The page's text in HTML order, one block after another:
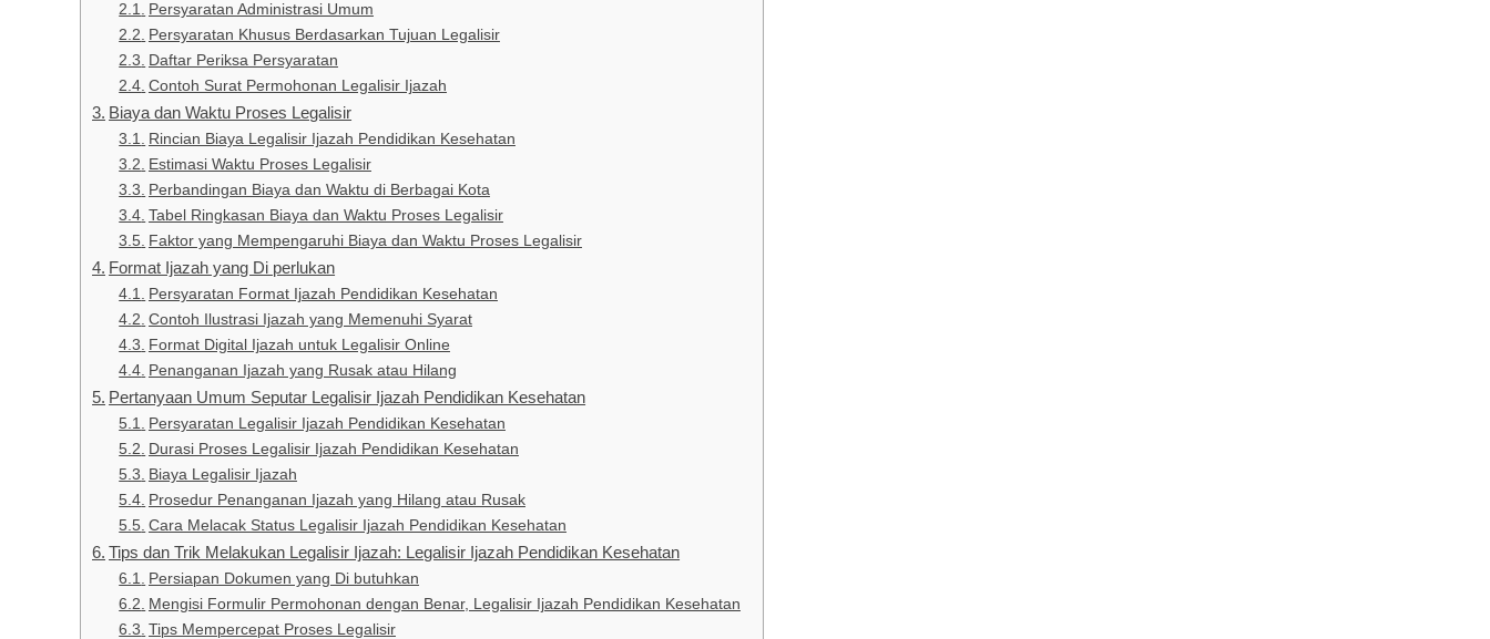
Persyaratan Administrasi Umum
Persyaratan Khusus Berdasarkan Tujuan Legalisir
Daftar Periksa Persyaratan
Contoh Surat Permohonan Legalisir Ijazah
Biaya dan Waktu Proses Legalisir
Rincian Biaya Legalisir Ijazah Pendidikan Kesehatan
Estimasi Waktu Proses Legalisir
Perbandingan Biaya dan Waktu di Berbagai Kota
Tabel Ringkasan Biaya dan Waktu Proses Legalisir
Faktor yang Mempengaruhi Biaya dan Waktu Proses Legalisir
Format Ijazah yang Di perlukan
Persyaratan Format Ijazah Pendidikan Kesehatan
Contoh Ilustrasi Ijazah yang Memenuhi Syarat
Format Digital Ijazah untuk Legalisir Online
Penanganan Ijazah yang Rusak atau Hilang
Pertanyaan Umum Seputar Legalisir Ijazah Pendidikan Kesehatan
Persyaratan Legalisir Ijazah Pendidikan Kesehatan
Durasi Proses Legalisir Ijazah Pendidikan Kesehatan
Biaya Legalisir Ijazah
Prosedur Penanganan Ijazah yang Hilang atau Rusak
Cara Melacak Status Legalisir Ijazah Pendidikan Kesehatan
Tips dan Trik Melakukan Legalisir Ijazah: Legalisir Ijazah Pendidikan Kesehatan
Persiapan Dokumen yang Di butuhkan
Mengisi Formulir Permohonan dengan Benar, Legalisir Ijazah Pendidikan Kesehatan
Tips Mempercepat Proses Legalisir